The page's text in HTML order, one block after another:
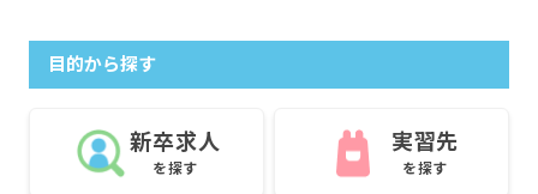
目的から探す
新卒求人
を探す
実習先
を探す